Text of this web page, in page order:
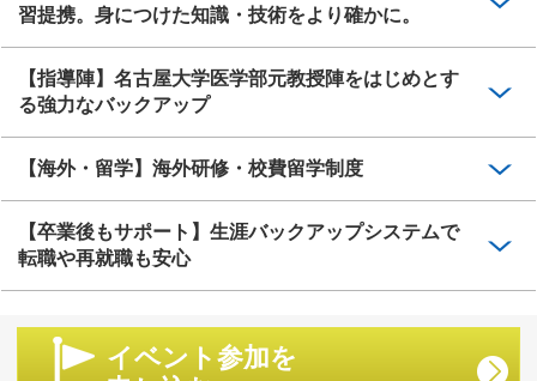
習提携。身につけた知識・技術をより確かに。
【指導陣】名古屋大学医学部元教授陣をはじめとす
る強力なバックアップ
【海外・留学】海外研修・校費留学制度
【卒業後もサポート】生涯バックアップシステムで
転職や再就職も安心
イベント参加を